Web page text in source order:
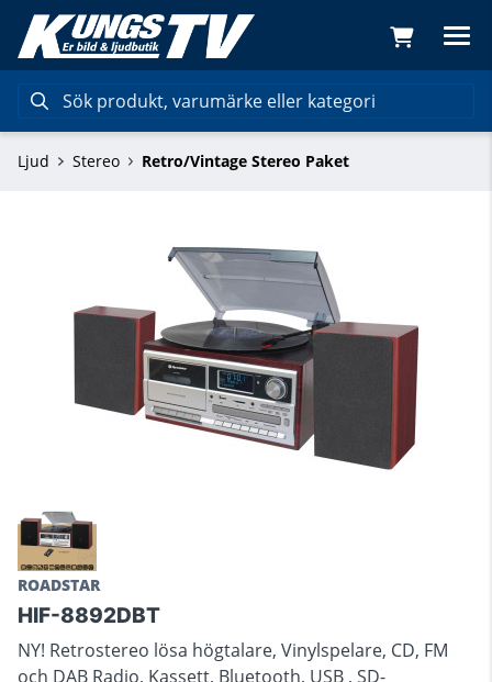
Ljud Stereo Retro/Vintage Stereo Paket
ROADSTAR
HIF-8892DBT
NY! Retrostereo lösa högtalare, Vinylspelare, CD, FM
och DAB Radio, Kassett, Bluetooth, USB , SD-